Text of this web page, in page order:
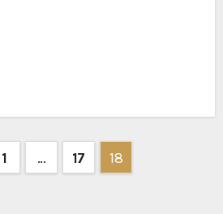
1 … 17 18